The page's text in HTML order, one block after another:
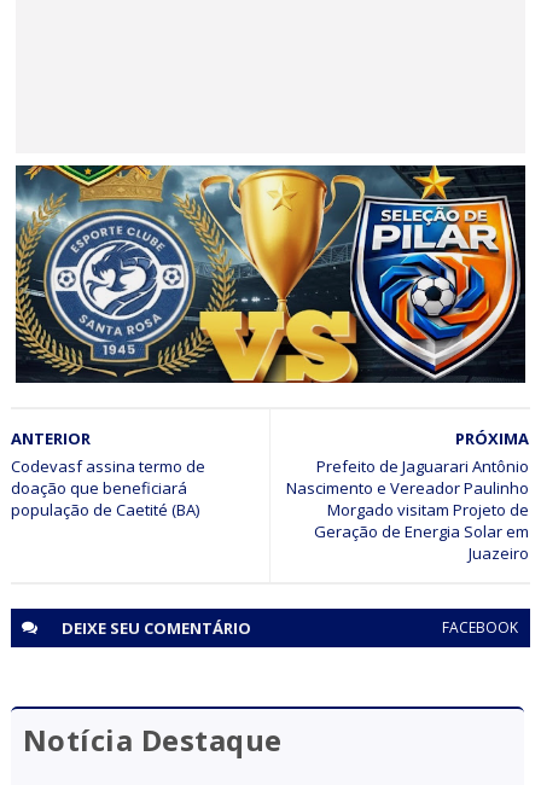
BAHIA
Minério extraído de Jaguarari coloca o município entre os
principais exportadores da Bahia em 2026
Final do Campeonato Jaguarariense de Futebol 2026 será
entre Santa Rosa e Pilar; Entrada será gratuita
PRÓXIMA
Prefeito de Jaguarari Antônio
Nascimento e Vereador Paulinho
Morgado visitam Projeto de
Geração de Energia Solar em
Juazeiro
ANTERIOR
Codevasf assina termo de
doação que beneficiará
população de Caetité (BA)‏
DEIXE SEU COMENTÁRIO FACEBOOK
Notícia Destaque